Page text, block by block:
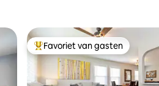
Topfavoriet van gasten
Favoriet van gasten